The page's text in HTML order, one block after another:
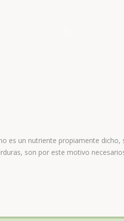
es un nutriente propiamente
son por este motivo